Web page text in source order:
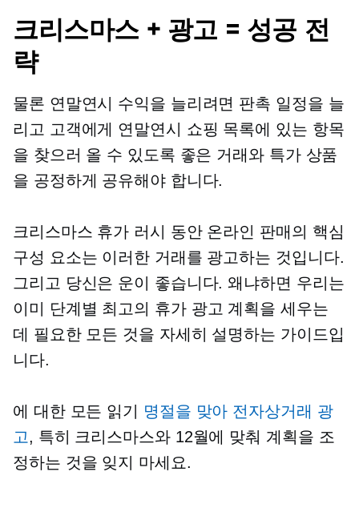
크리스마스 + 광고 = 성공 전
략
물론 연말연시 수익을 늘리려면 판촉 일정을 늘
리고 고객에게 연말연시 쇼핑 목록에 있는 항목
을 찾으러 올 수 있도록 좋은 거래와 특가 상품
을 공정하게 공유해야 합니다.
크리스마스 휴가 러시 동안 온라인 판매의 핵심
구성 요소는 이러한 거래를 광고하는 것입니다.
그리고 당신은 운이 좋습니다. 왜냐하면 우리는
이미
단계별 최고의 휴가 광고 계획을 세우는
데 필요한 모든 것을 자세히 설명하는 가이드입
니다.
에 대한 모든 읽기 명절을 맞아 전자상거래 광
고, 특히 크리스마스와 12월에 맞춰 계획을 조
정하는 것을 잊지 마세요.